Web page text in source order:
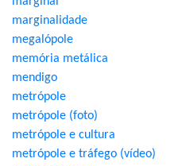
marginalidade
megalópole
memória metálica
mendigo
metrópole
metrópole (foto)
metrópole e cultura
metrópole e tráfego (vídeo)